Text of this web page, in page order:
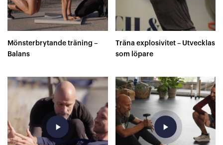
Mönsterbrytande träning –
Balans
Träna explosivitet – Utvecklas
som löpare
play_arrow play_arrow